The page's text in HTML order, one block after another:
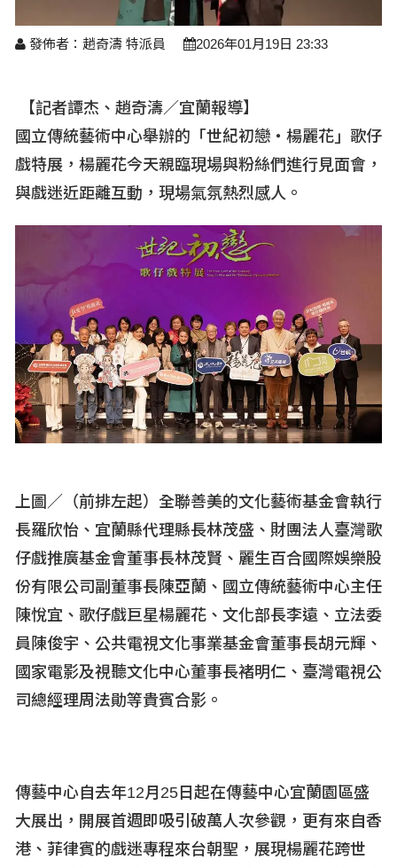
財經稅務
房產理財
全國運動會
宜蘭綠色博覽會
運動賽事
發佈者：趙奇濤 特派員 2026年01月19日 23:33
【記者譚杰、趙奇濤／宜蘭報導】
國立傳統藝術中心舉辦的「世紀初戀‧楊麗花」歌仔
戲特展，楊麗花今天親臨現場與粉絲們進行見面會，
與戲迷近距離互動，現場氣氛熱烈感人。
上圖／ （前排左起）全聯善美的文化藝術基金會執行
長羅欣怡、宜蘭縣代理縣長林茂盛、財團法人臺灣歌
仔戲推廣基金會董事長林茂賢、麗生百合國際娛樂股
份有限公司副董事長陳亞蘭、國立傳統藝術中心主任
陳悅宜、歌仔戲巨星楊麗花、文化部長李遠、立法委
員陳俊宇、公共電視文化事業基金會董事長胡元輝、
國家電影及視聽文化中心董事長褚明仁、臺灣電視公
司總經理周法勛等貴賓合影。
傳藝中心自去年12月25 日起在傳藝中心宜蘭園區盛
大展出，開展首週即吸引破萬人次參觀，更有來自香
港、菲律賓的戲迷專程來台朝聖，展現楊麗花跨世